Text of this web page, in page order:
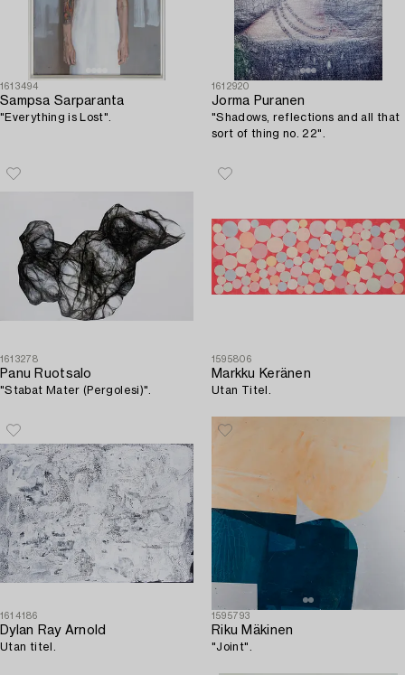
1613494
Sampsa Sarparanta
"Everything is Lost".
1612920
Jorma Puranen
"Shadows, reflections and all that
sort of thing no. 22".
1613278
Panu Ruotsalo
"Stabat Mater (Pergolesi)".
1595806
Markku Keränen
Utan Titel.
1614186
Dylan Ray Arnold
Utan titel.
1595793
Riku Mäkinen
"Joint".